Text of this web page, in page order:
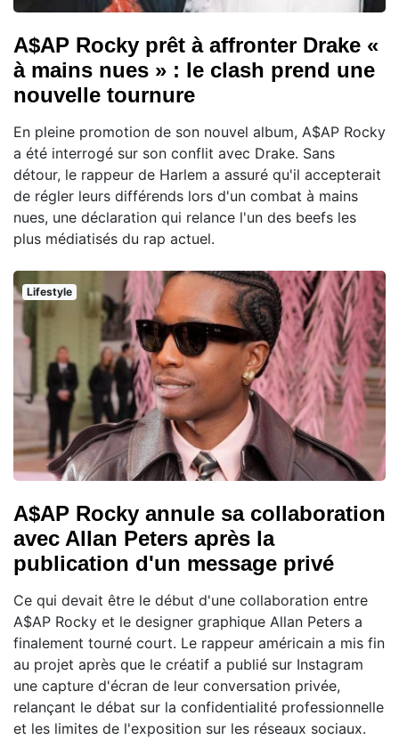
A$AP Rocky prêt à affronter Drake «
à mains nues » : le clash prend une
nouvelle tournure
En pleine promotion de son nouvel album, A$AP Rocky
a été interrogé sur son conflit avec Drake. Sans
détour, le rappeur de Harlem a assuré qu'il accepterait
de régler leurs différends lors d'un combat à mains
nues, une déclaration qui relance l'un des beefs les
plus médiatisés du rap actuel.
Lifestyle
A$AP Rocky annule sa collaboration
avec Allan Peters après la
publication d'un message privé
Ce qui devait être le début d'une collaboration entre
A$AP Rocky et le designer graphique Allan Peters a
finalement tourné court. Le rappeur américain a mis fin
au projet après que le créatif a publié sur Instagram
une capture d'écran de leur conversation privée,
relançant le débat sur la confidentialité professionnelle
et les limites de l'exposition sur les réseaux sociaux.